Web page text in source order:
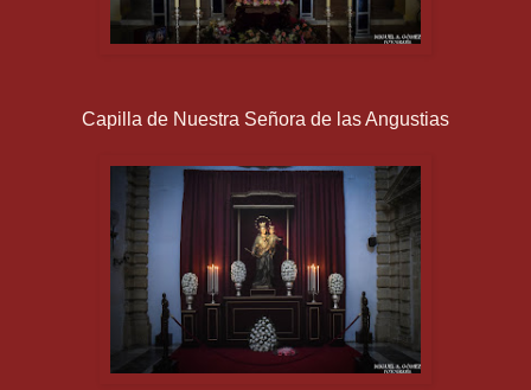
Capilla de Nuestra Señora de las Angustias